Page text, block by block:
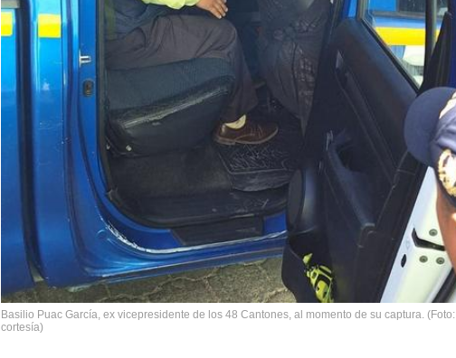
Basilio Puac García, ex vicepresidente de los 48 Cantones, al momento de su captura. (Foto:
cortesía)